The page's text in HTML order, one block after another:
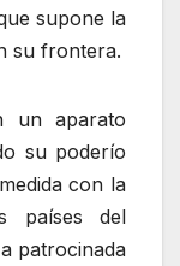
supone la
su frontera.
un aparato
su poderío
con la
países del
patrocinada